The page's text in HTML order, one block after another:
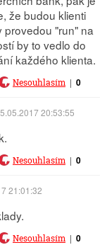
že budou klienti
provedou "run" na
by to vedlo do
každého klienta.
Nesouhlasím | 0
20:53:55
Nesouhlasím | 0
21:01:32
Nesouhlasím | 0